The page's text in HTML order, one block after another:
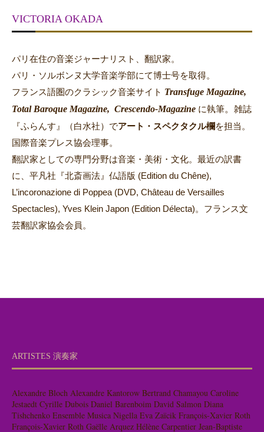
VICTORIA OKADA
パリ在住の音楽ジャーナリスト、翻訳家。
パリ・ソルボンヌ大学音楽学部にて博士号を取得。
フランス語圏のクラシック音楽サイト Transfuge Magazine,
Total Baroque Magazine, Crescendo-Magazine に執筆。 雑誌
『ふらんす』（白水社）でアート・スペクタクル欄を担当。
国際音楽プレス協会理事。
翻訳家としての専門分野は音楽・美術・文化。最近の訳書
に、平凡社『北斎画法』仏語版 (Edition du Chêne),
L’incoronazione di Poppea (DVD, Château de Versailles
Spectacles), Yves Klein Japon (Edition Délecta)。フランス文
芸翻訳家協会会員。
ARTISTES 演奏家
Alexandre Bloch Alexandre Kantorow Bertrand Chamayou Caroline
Jestaedt Cyrille Dubois Daniel Barenboim David Salmon Diana
Tishchenko Ensemble Musica Nigella Eva Zaïcik François-Xavier Roth
François-Xavier Roth Gaëlle Arquez Hélène Carpentier Jean-Baptiste